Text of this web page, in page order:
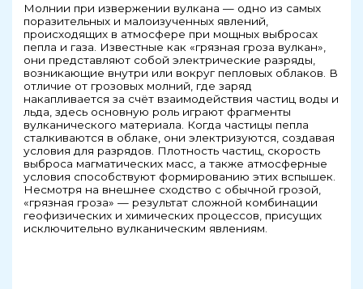
Молнии при извержении вулкана — одно из самых
поразительных и малоизученных явлений,
происходящих в атмосфере при мощных выбросах
пепла и газа. Известные как «грязная гроза вулкан»,
они представляют собой электрические разряды,
возникающие внутри или вокруг пепловых облаков. В
отличие от грозовых молний, где заряд
накапливается за счёт взаимодействия частиц воды и
льда, здесь основную роль играют фрагменты
вулканического материала. Когда частицы пепла
сталкиваются в облаке, они электризуются, создавая
условия для разрядов. Плотность частиц, скорость
выброса магматических масс, а также атмосферные
условия способствуют формированию этих вспышек.
Несмотря на внешнее сходство с обычной грозой,
«грязная гроза» — результат сложной комбинации
геофизических и химических процессов, присущих
исключительно вулканическим явлениям.